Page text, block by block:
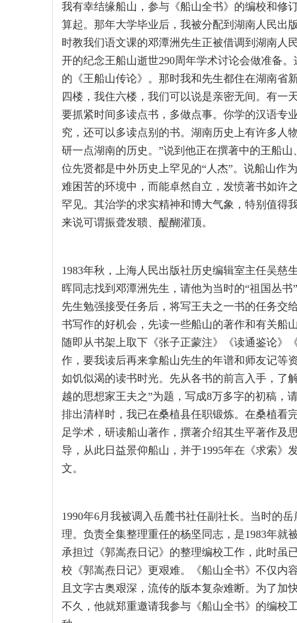
我有幸结缘船山，参与《船山全书》的编校和修
算起。那年大学毕业后，我被分配到湖南人民出
时教我们语文课的邓潭洲先生正被借调到湖南人
开的纪念王船山逝世290周年学术讨论会做准备
的《王船山传论》。那时我和先生都住在湖南省
四楼，我住六楼，我们可以说是亲密无间。有一
要抓紧时间多读点书，多做点事。你学的汉语专
究，还可以多读点别的书。湖南历史上有许多人
研一点湖南的历史。”说到他正在撰著中的王船
位先贤都是中外历史上罕见的“人杰”。说船山作
难困苦的环境中，而能卓然自立，发愤著书如许
罕见。其治学的求实精神和博大气象，特别值得
来说可谓振聋发聩、醍醐灌顶。
1983年秋，上海人民出版社历史编辑室主任吴慈
晖同志找到邓潭洲先生，请他为当时的“祖国丛书
先生勉强接受任务后，将写王夫之一书的任务交
书写作的好机会，先读一些船山的著作和有关船
随即从书架上取下《张子正蒙注》《读通鉴论》
作，要我读后再来拿船山先生的年谱和师友记等
如饥似渴的读书时光。先从各书的前言入手，了
越的思想家王夫之”为题，写成8万多字的初稿，
排出清样时，我已在桑植县任职锻炼。在桑植看
足学术，研读船山著作，撰著介绍其生平著作及
导，从此日益景仰船山，并于1995年在《求索》
文。
1990年6月我被调入岳麓书社任副社长。当时的
理。负责全集整理重任的杨坚同志，是1983年就
承担过《郭嵩焘日记》的整理编校工作，此时虽
校《郭嵩焘日记》更艰难。《船山全书》不仅内
且文字古奥艰深，流传的版本复杂难断。为了加
不久，他就郑重邀请我参与《船山全书》的编校